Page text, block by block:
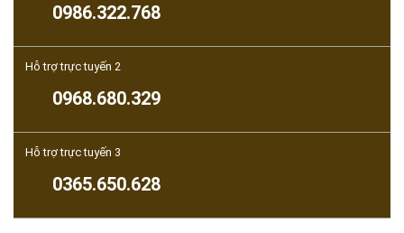
0986.322.768
Hỗ trợ trực tuyến 2
0968.680.329
Hỗ trợ trực tuyến 3
0365.650.628